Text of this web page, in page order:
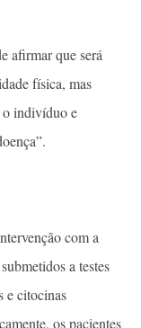
afirmar que será
física, mas
o indivíduo e
com a
a testes
e citocinas
os pacientes